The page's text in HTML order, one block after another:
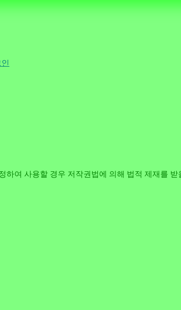
하여 사용할 경우 저작권법에 의해 법적 제재를 받